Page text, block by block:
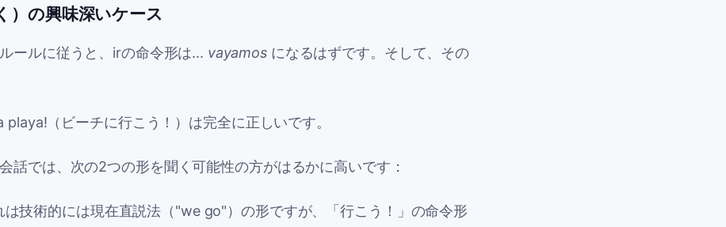
）の興味深いケース
ールに従うと、 irの命令形は... vayamosになるはずです。そして、その
playa! （ビーチに行こう！）は完全に正しいです。
話では、次の2つの形を聞く可能性の方がはるかに高いです：
は技術的には現在直説法（"we go"）の形ですが、「行こう！」の命令形